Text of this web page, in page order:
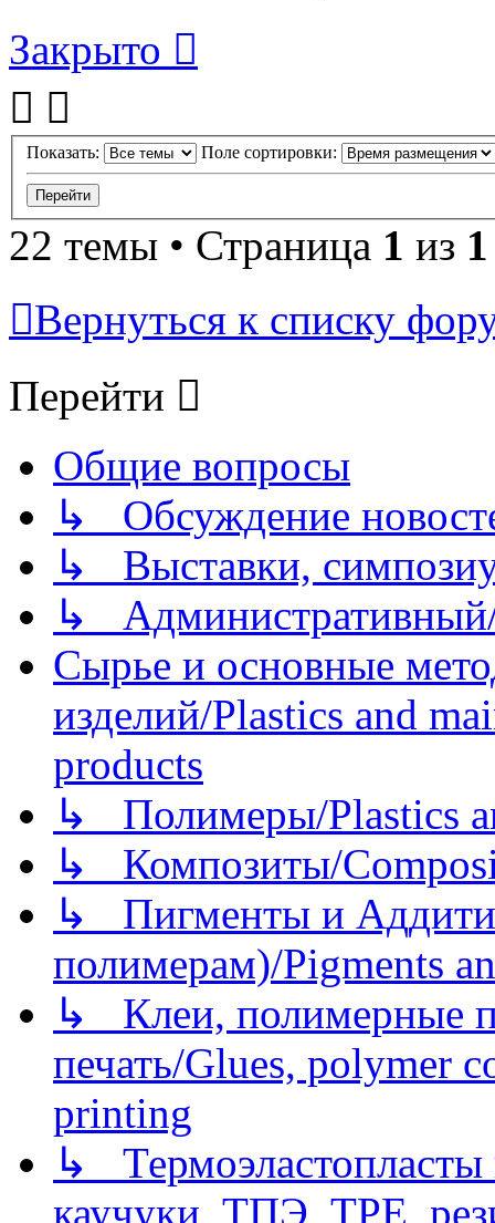
Закрыто
Показать: Поле сортировки:
22 темы • Страница 1 из 1
Вернуться к списку
Перейти
Общие вопросы
↳ Обсуждение
↳ Выставки,
↳
Сырье и основные
изделий/Plastics and
products
↳ Полимеры/Plastics
↳ Композиты/
↳ Пигменты и
полимерам)/Pigments
↳ Клеи, полимерные
печать/Glues, polymer
printing
↳
каучуки, ТПЭ, TPE,